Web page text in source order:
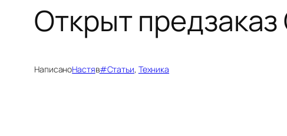
Открыт
НаписаноНастяв#Статьи, Техника